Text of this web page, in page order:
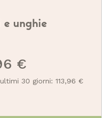
e unghie
€
30 giorni: 113,96 €